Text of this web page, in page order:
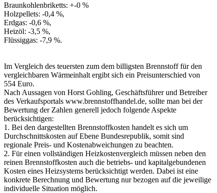
Braunkohlenbriketts: +-0 %
Holzpellets: -0,4 %,
Erdgas: -0,6 %,
Heizöl: -3,5 %,
Flüssiggas: -7,9 %.
Im Vergleich des teuersten zum dem billigsten Brennstoff für den
vergleichbaren Wärmeinhalt ergibt sich ein Preisunterschied von
554 Euro.
Nach Aussagen von Horst Gohling, Geschäftsführer und Betreiber
des Verkaufsportals www.brennstoffhandel.de, sollte man bei der
Bewertung der Zahlen generell jedoch folgende Aspekte
berücksichtigen:
1. Bei den dargestellten Brennstoffkosten handelt es sich um
Durchschnittskosten auf Ebene Bundesrepublik, somit sind
regionale Preis- und Kostenabweichungen zu beachten.
2. Für einen vollständigen Heizkostenvergleich müssen neben den
reinen Brennstoffkosten auch die betriebs- und kapitalgebundenen
Kosten eines Heizsystems berücksichtigt werden. Dabei ist eine
konkrete Berechnung und Bewertung nur bezogen auf die jeweilige
individuelle Situation möglich.